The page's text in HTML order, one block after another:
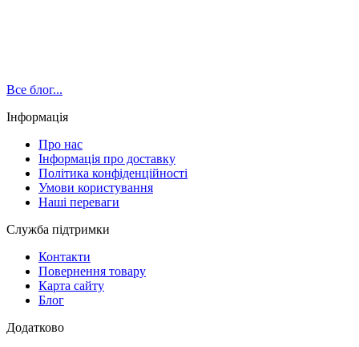
Все блог...
Інформація
Про нас
Інформація про доставку
Політика конфіденційності
Умови користування
Наші переваги
Служба підтримки
Контакти
Повернення товару
Карта сайту
Блог
Додатково